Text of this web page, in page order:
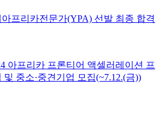
프리카전문가(YPA) 선발 최종 합격
아프리카 프론티어 액셀러레이션 프
및 중소·중견기업 모집(~7.12.(금))